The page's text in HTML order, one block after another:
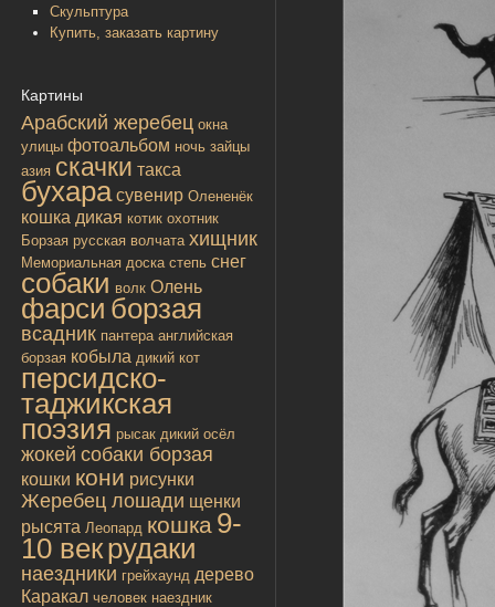
Скульптура
Купить, заказать картину
Картины
Арабский жеребец окна
улицы фотоальбом ночь зайцы
азия скачки такса
бухара сувенир Олененёк
кошка дикая котик охотник
Борзая русская волчата хищник
Мемориальная доска степь снег
собаки волк Олень
фарси борзая
всадник пантера английская
борзая кобыла дикий кот
персидско-
таджикская
поэзия рысак дикий осёл
жокей собаки борзая
кошки кони рисунки
Жеребец лошади щенки
рысята Леопард кошка 9-
10 векрудаки
наездники грейхаунд дерево
Каракал человек наездник